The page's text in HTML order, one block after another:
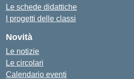
Le schede didattiche
I progetti delle classi
Novità
Le notizie
Le circolari
Calendario eventi